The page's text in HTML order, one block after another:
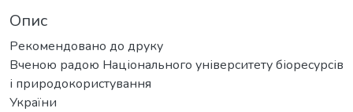
Опис
Рекомендовано до друку
Вченою радою Національного університету біоресурсів
і природокористування
України